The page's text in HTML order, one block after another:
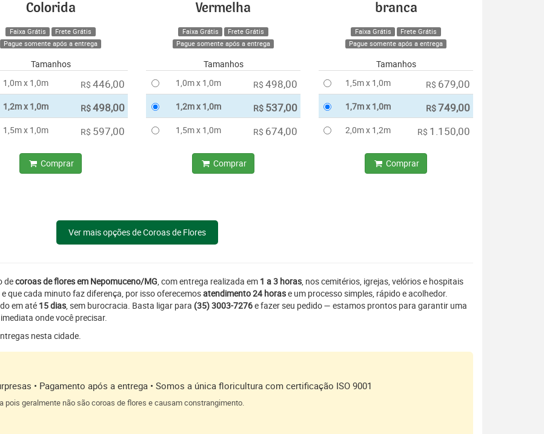
Colorida
Faixa Grátis
Frete Grátis
Pague somente após a entrega
Tamanhos
1,0m x 1,0m
R$ 446,00
1,2m x 1,0m R$498,00
1,5m x 1,0m R$ 597,00
Comprar
Vermelha
Faixa Grátis
Frete Grátis
Pague somente após a entrega
Tamanhos
1,0m x 1,0m
R$ 498,00
1,2m x 1,0m R$ 537,00
1,5m x 1,0m R$ 674,00
Comprar
branca
Faixa Grátis
Frete Grátis
Pague somente após a entrega
Tamanhos
1,5m x 1,0m
R$ 679,00
1,7m x 1,0m R$749,00
2,0m x 1,2m R$ 1.150,00
Comprar
Ver mais opções de Coroas de Flores
decoroas de flores em Nepomuceno/MG, com entrega realizada em 1 a 3 horas, nos cemitérios, igrejas, velórios e hospitais
que cada minuto faz diferença, por isso oferecemosatendimento 24 horase um processo simples, rápido e acolhedor.
em até 15 dias, sem burocracia. Basta ligar para (35) 3003-7276e fazer seu pedido — estamos prontos para garantir uma
onde você precisar.
nesta cidade.
• Pagamento após a entrega • Somos a única floricultura com certificação ISO 9001
geralmente não são coroas de flores e causam constrangimento.